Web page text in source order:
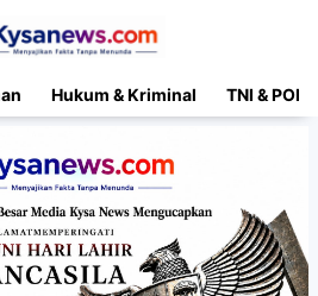
Hukum & Kriminal TNI &